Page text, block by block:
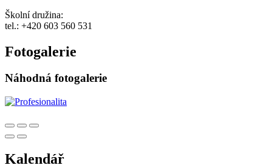
Školní družina:
tel.: +420 603 560 531
Fotogalerie
Náhodná fotogalerie
Kalendář